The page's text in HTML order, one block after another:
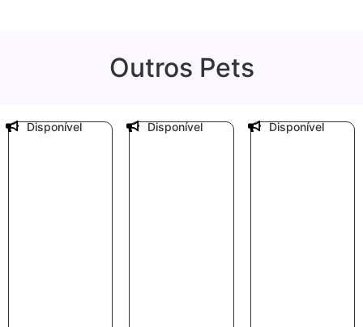
Outros Pets
Disponível Disponível Disponível